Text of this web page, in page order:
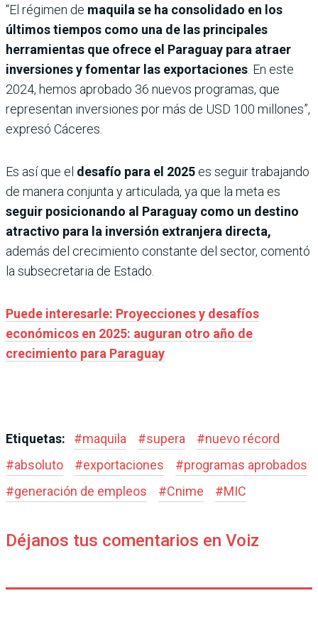
“El régimen de maquila se ha consolidado en los
últimos tiempos como una de las principales
herramientas que ofrece el Paraguay para atraer
inversiones y fomentar las exportaciones . En este
2024, hemos aprobado 36 nuevos programas, que
representan inversiones por más de USD 100 millones”,
expresó Cáceres.
Es así que el desafío para el 2025 es seguir trabajando
de manera conjunta y articulada, ya que la meta es
seguir posicionando al Paraguay como un destino
atractivo para la inversión extranjera directa,
además del crecimiento constante del sector, comentó
la subsecretaria de Estado.
Puede interesarle: Proyecciones y desafíos
económicos en 2025: auguran otro año de
crecimiento para Paraguay
Etiquetas: #maquila #supera #nuevo récord
#absoluto #exportaciones #programas aprobados
#generación de empleos #Cnime #MIC
Déjanos tus comentarios en Voiz